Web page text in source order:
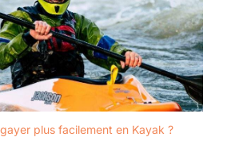
plus facilement en Kayak ?